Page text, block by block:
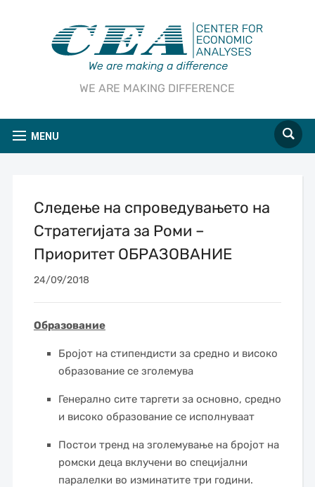
WE ARE MAKING DIFFERENCE
MENU
Следење на спроведувањето на
Стратегијата за Роми –
Приоритет ОБРАЗОВАНИЕ
24/09/2018
Образование
Бројот на стипендисти за средно и високо
образование се зголемува
Генерално сите таргети за основно, средно
и високо образование се исполнуваат
Постои тренд на зголемување на бројот на
ромски деца вклучени во специјални
паралелки во изминатите три години.